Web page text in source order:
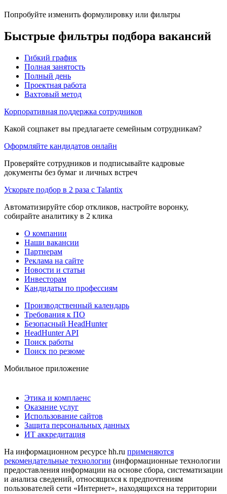
Попробуйте изменить формулировку или фильтры
Быстрые фильтры подбора вакансий
Гибкий график
Полная занятость
Полный день
Проектная работа
Вахтовый метод
Корпоративная поддержка сотрудников
Какой соцпакет вы предлагаете семейным сотрудникам?
Оформляйте кандидатов онлайн
Проверяйте сотрудников и подписывайте кадровые
документы без бумаг и личных встреч
Ускорьте подбор в 2 раза с Talantix
Автоматизируйте сбор откликов, настройте воронку,
собирайте аналитику в 2 клика
О компании
Наши вакансии
Партнерам
Реклама на сайте
Новости и статьи
Инвесторам
Кандидаты по профессиям
Производственный календарь
Требования к ПО
Безопасный HeadHunter
HeadHunter API
Поиск работы
Поиск по резюме
Мобильное приложение
Этика и комплаенс
Оказание услуг
Использование сайтов
Защита персональных данных
ИТ аккредитация
На информационном ресурсе hh.ru применяются
рекомендательные технологии (информационные технологии
предоставления информации на основе сбора, систематизации
и анализа сведений, относящихся к предпочтениям
пользователей сети «Интернет», находящихся на территории